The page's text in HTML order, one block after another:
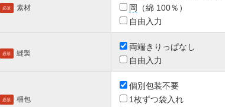
必須 素材
岡
（綿 100％）
自由入力
必須 縫製
両端きりっぱなし
自由入力
必須 梱包
個別包装不要
1枚ずつ袋入れ